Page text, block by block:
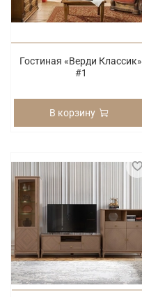
Гостиная «Верди Классик»
#1
В корзину